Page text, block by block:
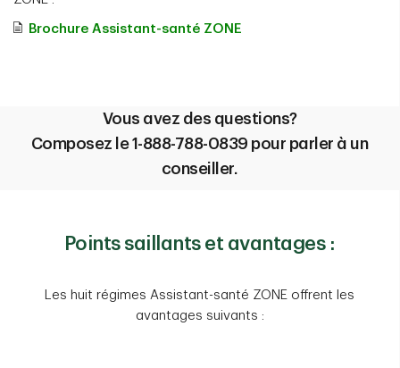
Brochure Assistant-santé ZONE
Vous avez des questions?
Composez le 1-888-788-0839 pour parler à un
conseiller.
Points saillants et avantages :
Les huit régimes Assistant-santé ZONE offrent les
avantages suivants :